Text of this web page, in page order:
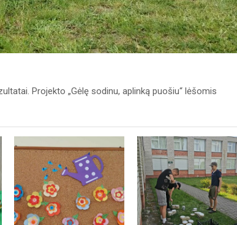
Projekto „Gėlę sodinu, aplinką puošiu“ lėšomis